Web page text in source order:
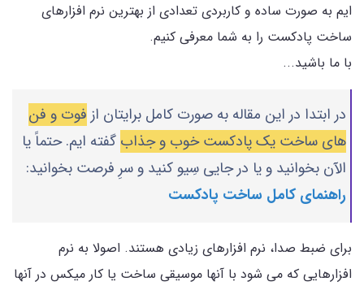
ایم به صورت ساده و کاربردی تعدادی از بهترین نرم افزارهای
ساخت پادکست را به شما معرفی کنیم.
با ما باشید...
در ابتدا در این مقاله به صورت کامل برایتان از فوت و فن
های ساخت یک پادکست خوب و جذاب گفته ایم. حتماً یا
الآن بخوانید و یا در جایی سِیو کنید و سرِ فرصت بخوانید:
راهنمای کامل ساخت پادکست
برای ضبط صدا، نرم افزارهای زیادی هستند. اصولا به نرم
افزارهایی که می شود با آنها موسیقی ساخت یا کار میکس در آنها